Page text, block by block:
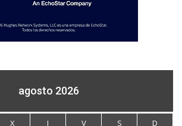
agosto 2026
X J V S
D